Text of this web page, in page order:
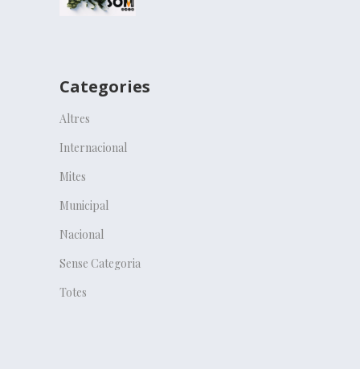
Categories
Altres
Internacional
Mites
Municipal
Nacional
Sense Categoria
Totes